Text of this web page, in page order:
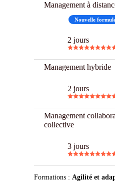
Management à
Nouvelle
2 jours
Management hybride
2 jours
Management
collective
3 jours
Formations : Agilité et